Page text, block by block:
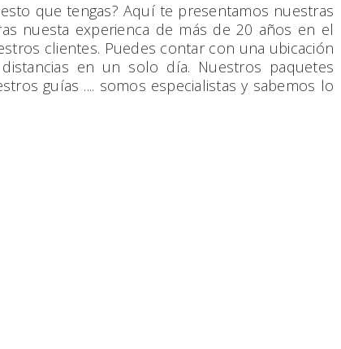
que tengas? Aquí te presentamos nuestras
nuesta experienca de más de 20 años en el
clientes. Puedes contar con una ubicación
en un solo día. Nuestros paquetes
guías .... somos especialistas y sabemos lo